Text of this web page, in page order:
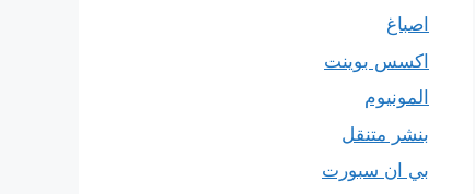
اصباغ
اكسس بوينت
المونيوم
بنشر متنقل
بي ان سبورت